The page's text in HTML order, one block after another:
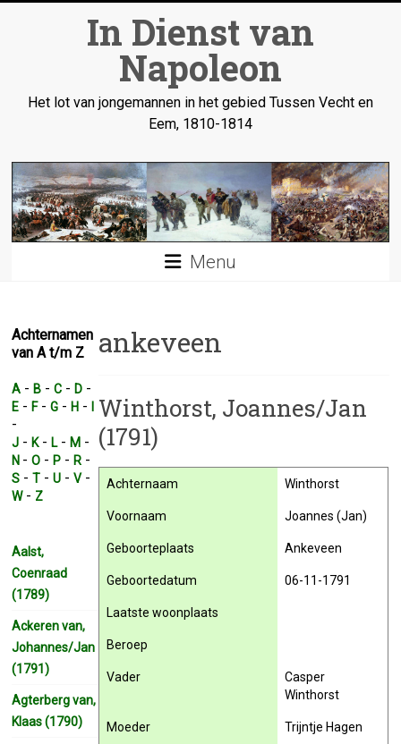
In Dienst van
Napoleon
Het lot van jongemannen in het gebied Tussen Vecht en
Eem, 1810-1814
Menu
ankeveen
Winthorst, Joannes/Jan
(1791)
Achternaam Winthorst
Voornaam Joannes (Jan)
Geboorteplaats Ankeveen
Geboortedatum 06-11-1791
Laatste woonplaats
Beroep
Vader
Casper
Winthorst
Moeder Trijntje Hagen
Achternamen
van A t/m Z
A -B -C -D -
E -F-G -H -
-
J -K-L-M -
N -O -P -R -
S -T -U -V-
W- Z
Aalst,
Coenraad
(1789)
Ackeren van,
Johannes/Jan
(1791)
Agterberg van,
Klaas (1790)